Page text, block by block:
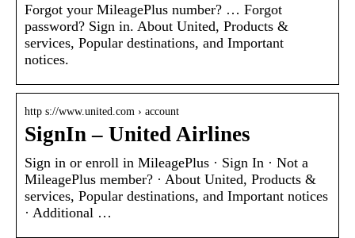
Forgot your MileagePlus number? … Forgot
password? Sign in. About United, Products &
services, Popular destinations, and Important
notices.
http s://www.united.com › account
SignIn – United Airlines
Sign in or enroll in MileagePlus · Sign In · Not a
MileagePlus member? · About United, Products &
services, Popular destinations, and Important notices
· Additional …